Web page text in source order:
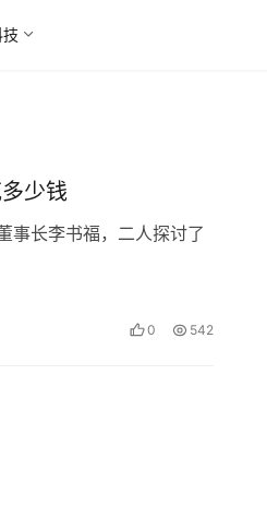
少钱
事长李书福，二人探讨了
0 542